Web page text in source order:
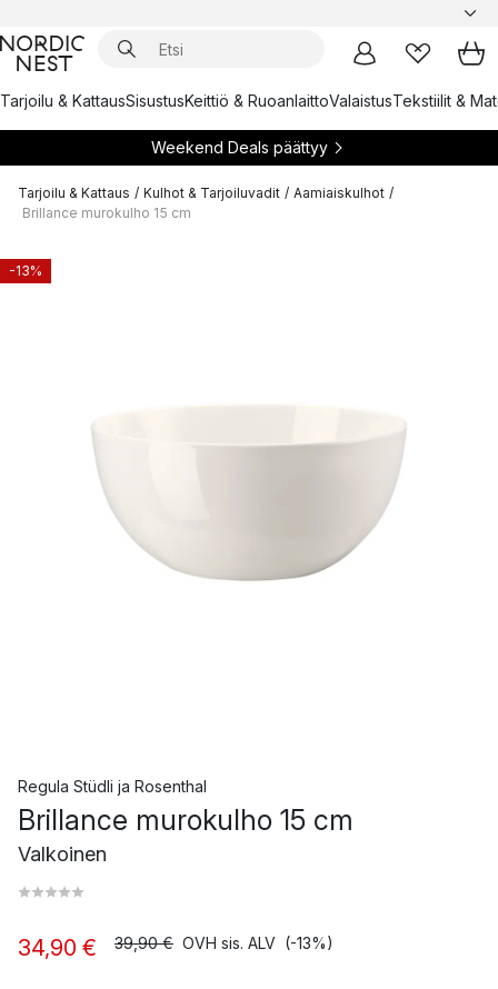
Tarjoilu & KattausSisustusKeittiö & RuoanlaittoValaistusTekstiilit &
Weekend Deals päättyy
Tarjoilu & Kattaus / Kulhot & Tarjoiluvadit / Aamiaiskulhot /
Brillance murokulho 15 cm
-13%
Regula Stüdli ja Rosenthal
Brillance murokulho 15 cm
Valkoinen
34,90 € 39,90 € OVH sis. ALV (-13%)